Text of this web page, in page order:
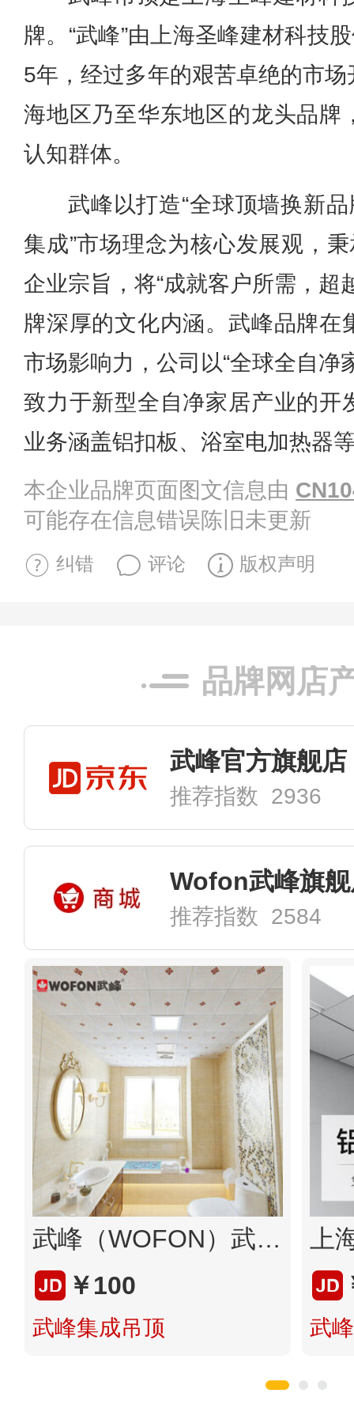
牌。“武峰”由上海圣峰建材科技
5年，经过多年的艰苦卓绝的市
海地区乃至华东地区的龙头品牌
认知群体。
武峰以打造“全球顶墙换新
集成”市场理念为核心发展观，
企业宗旨，将“成就客户所需，超
牌深厚的文化内涵。武峰品牌在
市场影响力，公司以“全球全自净
致力于新型全自净家居产业的开
业务涵盖铝扣板、浴室电加热器
本企业品牌页面图文信息由
可能存在信息错误陈旧未更新
纠错 评论 版权声明
品牌网店
武峰官方旗舰店
推荐指数 2936
Wofon武峰旗
推荐指数 2584
武峰（WOFON）武峰集成吊顶铝扣板 厨房阳台卫生间吊顶扣板套餐含电器浴霸和吊顶灯天花板材料 包安装 吊顶上门意向金
￥100
武峰集成吊顶 武